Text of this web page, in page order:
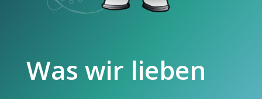
Was wir lieben